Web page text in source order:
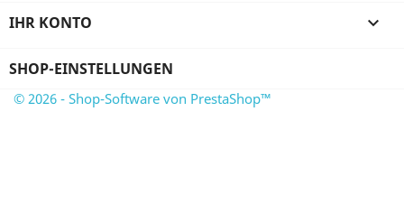
IHR KONTO 
SHOP-EINSTELLUNGEN
© 2026 - Shop-Software von PrestaShop™